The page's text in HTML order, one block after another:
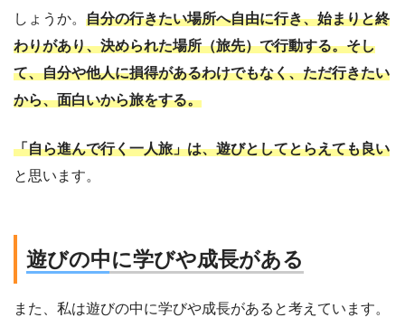
しょうか。 自分の行きたい場所へ自由に行き、始まりと終
わりがあり、決められた場所（旅先）で行動する。そし
て、自分や他人に損得があるわけでもなく、ただ行きたい
から、面白いから旅をする。
「自ら進んで行く一人旅」は、遊びとしてとらえても良い
と思います。
遊びの中に学びや成長がある
また、私は遊びの中に学びや成長があると考えています。